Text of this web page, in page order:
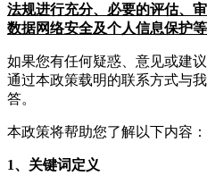
法规进行充分、必要的评估、
数据网络安全及个人信息保护等
如果您有任何疑惑、意见或建
通过本政策载明的联系方式与
答。
本政策将帮助您了解以下内容：
1、关键词定义